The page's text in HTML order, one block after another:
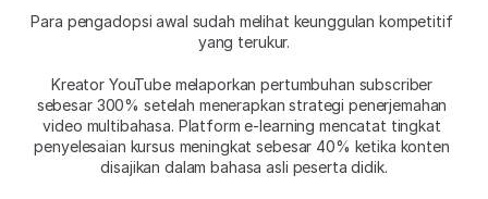
Para pengadopsi awal sudah melihat keunggulan kompetitif
yang terukur.
Kreator YouTube melaporkan pertumbuhan subscriber
sebesar 300% setelah menerapkan strategi penerjemahan
video multibahasa. Platform e-learning mencatat tingkat
penyelesaian kursus meningkat sebesar 40% ketika konten
disajikan dalam bahasa asli peserta didik.